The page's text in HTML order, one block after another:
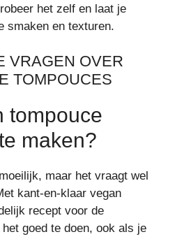
het zelf en laat je
smaken en texturen.
VRAGEN OVER
TOMPOUCES
tompouce
maken?
maar het vraagt wel
kant-en-klaar vegan
recept voor de
goed te doen, ook als je